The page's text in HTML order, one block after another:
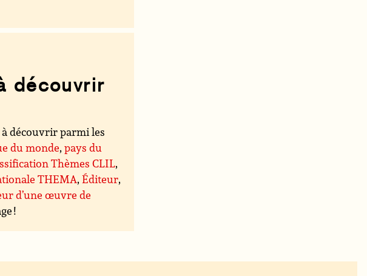
découvrir
découvrir parmi les
du monde,pays du
Thèmes CLIL,
THEMA,Éditeur,
d’une œuvre de
!